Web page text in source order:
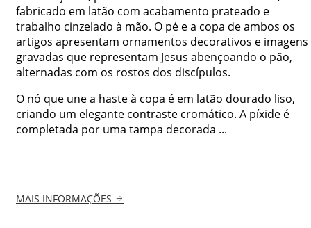
fabricado em latão com acabamento prateado e
trabalho cinzelado à mão. O pé e a copa de ambos os
artigos apresentam ornamentos decorativos e imagens
gravadas que representam Jesus abençoando o pão,
alternadas com os rostos dos discípulos.
O nó que une a haste à copa é em latão dourado liso,
criando um elegante contraste cromático. A píxide é
completada por uma tampa decorada ...
MAIS INFORMAÇÕES